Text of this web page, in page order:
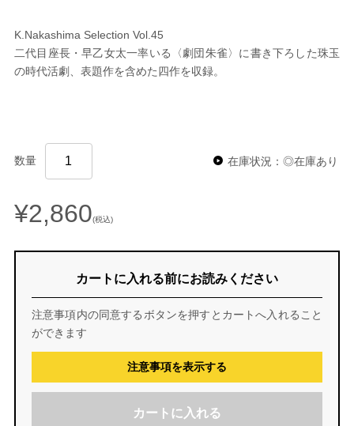
K.Nakashima Selection Vol.45
二代目座長・早乙女太一率いる〈劇団朱雀〉に書き下ろした珠玉
の時代活劇、表題作を含めた四作を収録。
数量 在庫状況：◎在庫あり
¥2,860(税込)
カートに入れる前にお読みください
注意事項内の同意するボタンを押すとカートへ入れること
ができます
注意事項を表示する
カートに入れる